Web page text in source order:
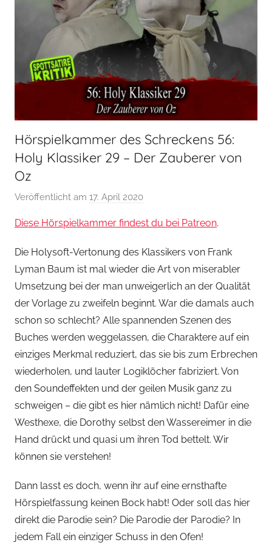
Hörspielkammer des Schreckens 56:
Holy Klassiker 29 – Der Zauberer von
Oz
Veröffentlicht am 17. April 2020
n
e
r
s
p
i
e
l
k
a
m
Diese Hörspielkammer findest du bei Patreon.
Die Holysoft-Vertonung des Klassikers von Frank
Lyman Baum ist mal wieder die Art von miserabler
Umsetzung bei der man unweigerlich an der Qualität
der Vorlage zu zweifeln beginnt. War die damals auch
schon so schlecht? Alle spannenden Szenen des
Buches werden weggelassen, die Charaktere auf ein
einziges Merkmal reduziert, das sie bis zum Erbrechen
wiederholen, und lauter Logiklöcher fabriziert. Von
den Soundeffekten und der geilen Musik ganz zu
schweigen – die gibt es hier nämlich nicht! Dafür eine
Westhexe, die Dorothy selbst den Wassereimer in die
Hand drückt und quasi um ihren Tod bettelt. Wir
können sie verstehen!
Dann lasst es doch, wenn ihr auf eine ernsthafte
Hörspielfassung keinen Bock habt! Oder soll das hier
direkt die Parodie sein? Die Parodie der Parodie? In
jedem Fall ein einziger Schuss in den Ofen!